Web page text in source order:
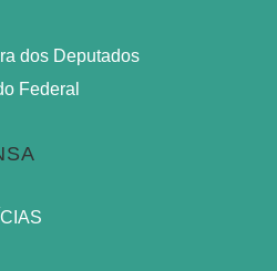
dos Deputados
Federal